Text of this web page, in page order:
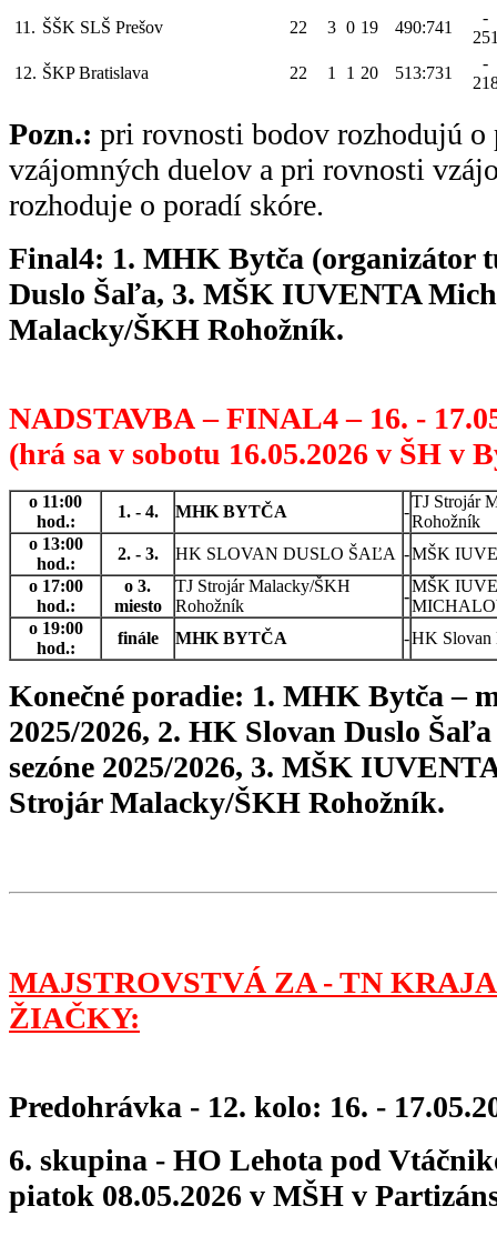
11. ŠŠK SLŠ Prešov 22 3 0 19 490:741
-
12. ŠKP Bratislava 22 1 1 20 513:731
-
Pozn.: pri rovnosti bodov rozhodujú o
vzájomných duelov a pri rovnosti
rozhoduje o poradí skóre.
Final4: 1. MHK Bytča (organizátor
Duslo Šaľa, 3. MŠK IUVENTA
Malacky/ŠKH Rohožník.
NADSTAVBA – FINAL4 – 16. -
(hrá sa v sobotu 16.05.2026 v ŠH v
o 11:00
hod.:
1. - 4. MHK BYTČA -
TJ Strojár
Rohožník
o 13:00
hod.:
2. - 3. HK SLOVAN DUSLO ŠAĽA -MŠK
o 17:00
hod.:
o 3.
miesto
TJ Strojár Malacky/ŠKH
Rohožník
-
MŠK
o 19:00
hod.:
finále MHK BYTČA -HK Slovan
Konečné poradie: 1. MHK Bytča –
2025/2026, 2. HK Slovan Duslo
sezóne 2025/2026, 3. MŠK
Strojár Malacky/ŠKH Rohožník.
MAJSTROVSTVÁ ZA - TN
ŽIAČKY:
Predohrávka - 12. kolo: 16. -
6. skupina - HO Lehota pod
piatok 08.05.2026 v MŠH v